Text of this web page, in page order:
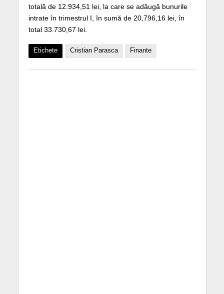
totală de 12.934,51 lei, la care se adăugă bunurile
intrate în trimestrul I, în sumă de 20,796,16 lei, în
total 33.730,67 lei.
Etichete Cristian Parasca Finante